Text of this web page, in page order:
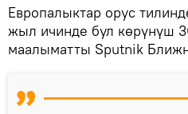
Европалыктар орус
жыл ичинде бул көрүнүш
маалыматты Sputnik